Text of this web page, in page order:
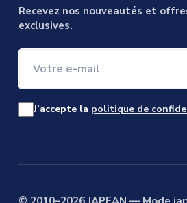
Recevez nos nouveautés et
exclusives.
J’accepte la politique de